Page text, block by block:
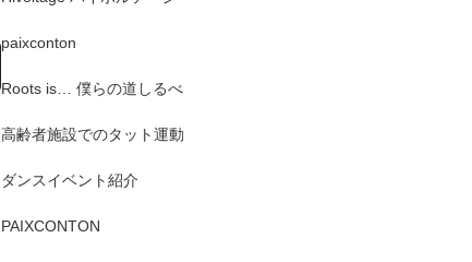
paixconton
Roots is… 僕らの道しるべ
高齢者施設でのタット運動
ダンスイベント紹介
PAIXCONTON